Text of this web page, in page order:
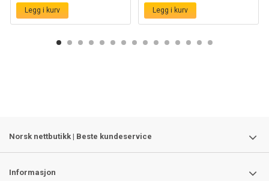
Legg i kurv Legg i kurv
Norsk nettbutikk | Beste kundeservice
Informasjon